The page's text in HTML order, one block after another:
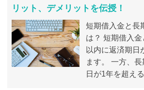
リット、デメリットを伝授！
短期借入金と長
は？ 短期借入
以内に返済期日
ます。 一方、
日が1年を超え